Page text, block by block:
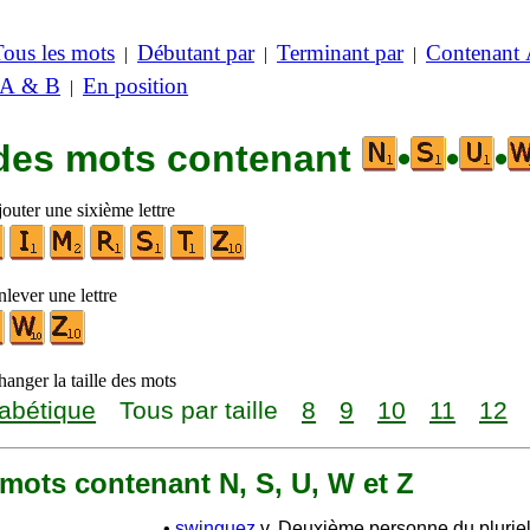
les mots | Débutant par| Terminant par| Contenant
& B | En position
mots contenant • • •
une sixième lettre
une lettre
la taille des mots
Tous par taille 8 9 10 11 12
contenant N, S, U, W et Z